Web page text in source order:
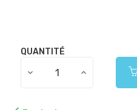
QUANTITÉ